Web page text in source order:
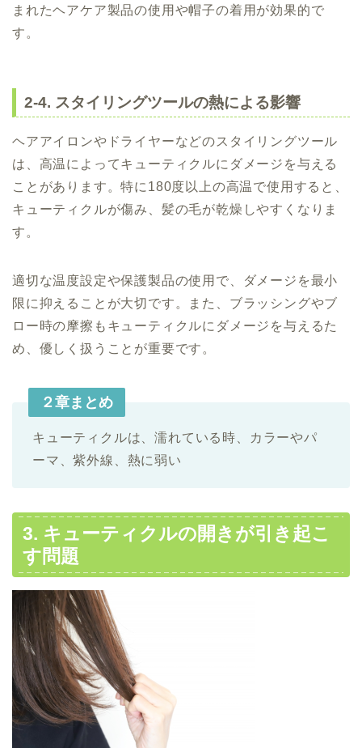
まれたヘアケア製品の使用や帽子の着用が効果的で
す。
2-4. スタイリングツールの熱による影響
ヘアアイロンやドライヤーなどのスタイリングツール
は、高温によってキューティクルにダメージを与える
ことがあります。特に180度以上の高温で使用すると、
キューティクルが傷み、髪の毛が乾燥しやすくなりま
す。
適切な温度設定や保護製品の使用で、ダメージを最小
限に抑えることが大切です。また、ブラッシングやブ
ロー時の摩擦もキューティクルにダメージを与えるた
め、優しく扱うことが重要です。
２章まとめ
キューティクルは、濡れている時、カラーやパ
ーマ、紫外線、熱に弱い
3. キューティクルの開きが引き起こ
す問題